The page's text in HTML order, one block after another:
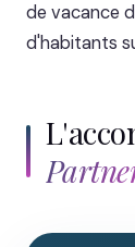
de vacance
d'habitants